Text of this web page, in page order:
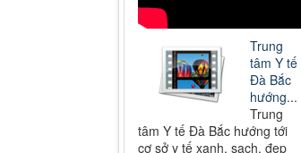
Trung
tâm Y tế
Đà Bắc
hướng...
Trung
tâm Y tế Đà Bắc hướng tới
cơ sở y tế xanh, sạch, đẹp